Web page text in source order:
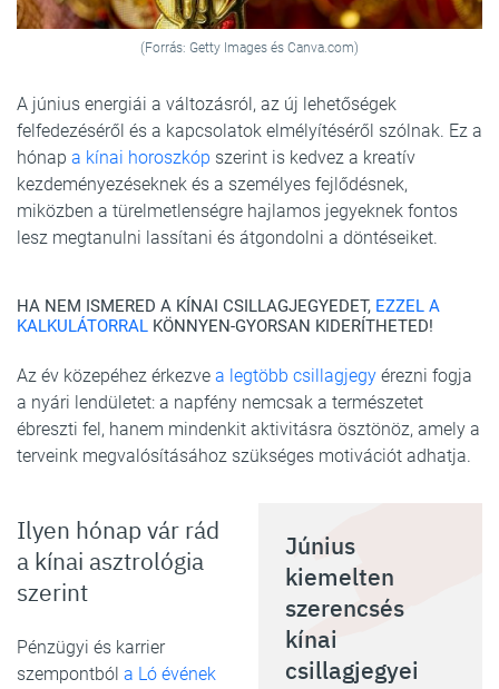
(Forrás: Getty Images és Canva.com)
A június energiái a változásról, az új lehetőségek
felfedezéséről és a kapcsolatok elmélyítéséről szólnak. Ez a
hónap a kínai horoszkóp szerint is kedvez a kreatív
kezdeményezéseknek és a személyes fejlődésnek,
miközben a türelmetlenségre hajlamos jegyeknek fontos
lesz megtanulni lassítani és átgondolni a döntéseiket.
HA NEM ISMERED A KÍNAI CSILLAGJEGYEDET, EZZEL A
KALKULÁTORRAL KÖNNYEN-GYORSAN KIDERÍTHETED!
Az év közepéhez érkezve a legtöbb csillagjegy érezni fogja
a nyári lendületet: a napfény nemcsak a természetet
ébreszti fel, hanem mindenkit aktivitásra ösztönöz, amely a
terveink megvalósításához szükséges motivációt adhatja.
Június
kiemelten
szerencsés
kínai
csillagjegyei
Ilyen hónap vár rád
a kínai asztrológia
szerint
Pénzügyi és karrier
szempontból a Ló évének